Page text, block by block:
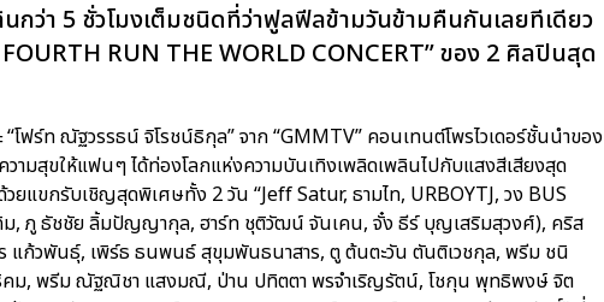
กว่า 5 ชั่วโมงเต็มชนิดที่ว่าฟูลฟีลข้ามวันข้ามคืนกันเลยทีเดียว
RUN THE WORLD CONCERT” ของ 2 ศิลปินสุด
โฟร์ท ณัฐวรรธน์ จิโรชน์ธิกุล” จาก “GMMTV” คอนเทนต์โพรไวเดอร์ชั้นนำของ
วามสุขให้แฟนๆ ได้ท่องโลกแห่งความบันเทิงเพลิดเพลินไปกับแสงสีเสียงสุด
ยแขกรับเชิญสุดพิเศษทั้ง 2 วัน “Jeff Satur, ธามไท, URBOYTJ, วง BUS
ภู ธัชชัย ลิ้มปัญญากุล, ฮาร์ท ชุติวัฒน์ จันเคน, จั๋ง ธีร์ บุญเสริมสุวงศ์), คริส
แก้วพันธุ์, เพิร์ธ ธนพนธ์ สุขุมพันธนาสาร, ตู ต้นตะวัน ตันติเวชกุล, พรีม ชนิ
ม, พรีม ณัฐณิชา แสงมณี, ป่าน ปทิตตา พรจำเริญรัตน์, โชกุน พุทธิพงษ์ จิต